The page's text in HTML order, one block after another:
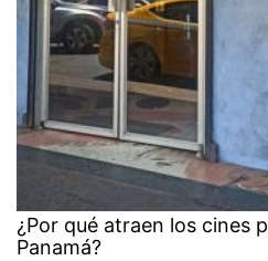
¿Por qué atraen los cines
Panamá?